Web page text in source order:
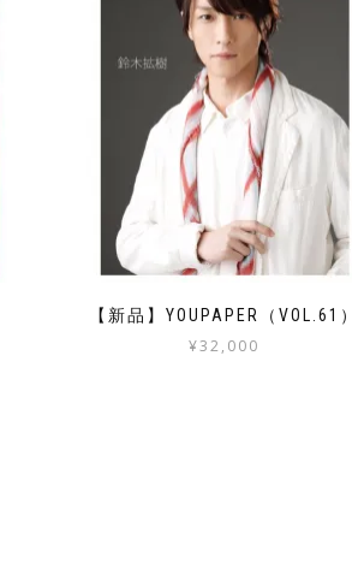
【新品】YOUPAPER（VOL.61）
¥32,000